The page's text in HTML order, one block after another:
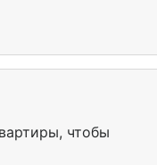
чтобы